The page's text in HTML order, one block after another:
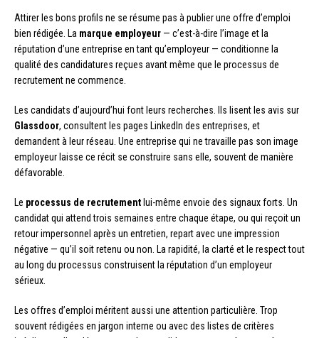
Attirer les bons profils ne se résume pas à publier une offre d’emploi
bien rédigée. La marque employeur — c’est-à-dire l’image et la
réputation d’une entreprise en tant qu’employeur — conditionne la
qualité des candidatures reçues avant même que le processus de
recrutement ne commence.
Les candidats d’aujourd’hui font leurs recherches. Ils lisent les avis sur
Glassdoor, consultent les pages LinkedIn des entreprises, et
demandent à leur réseau. Une entreprise qui ne travaille pas son image
employeur laisse ce récit se construire sans elle, souvent de manière
défavorable.
Le processus de recrutement lui-même envoie des signaux forts. Un
candidat qui attend trois semaines entre chaque étape, ou qui reçoit un
retour impersonnel après un entretien, repart avec une impression
négative — qu’il soit retenu ou non. La rapidité, la clarté et le respect tout
au long du processus construisent la réputation d’un employeur
sérieux.
Les offres d’emploi méritent aussi une attention particulière. Trop
souvent rédigées en jargon interne ou avec des listes de critères